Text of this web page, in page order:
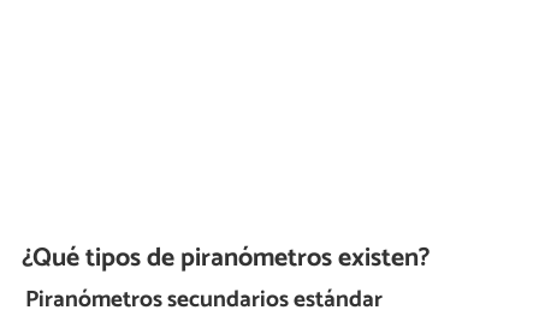
¿Qué tipos de piranómetros existen?
Piranómetros secundarios estándar